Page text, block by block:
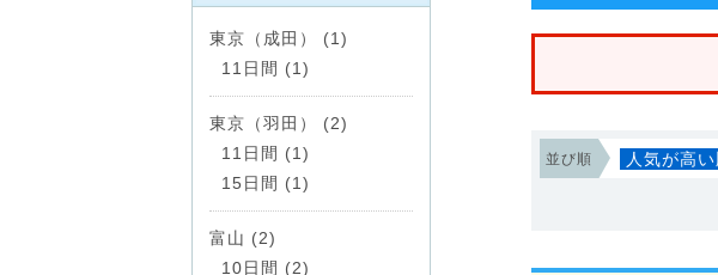
並び順 人気が高
東京（成田） (1)
11日間 (1)
東京（羽田） (2)
11日間 (1)
15日間 (1)
富山 (2)
10日間 (2)